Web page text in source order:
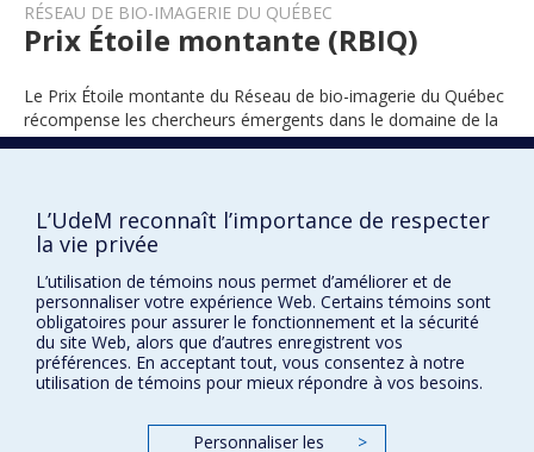
RÉSEAU DE BIO-IMAGERIE DU QUÉBEC
Prix Étoile montante (RBIQ)
Le Prix Étoile montante du Réseau de bio-imagerie du Québec
récompense les chercheurs émergents dans le domaine de la
bio-imagerie au Québec.
2023
Prix et distinctions
L’UdeM reconnaît l’importance de respecter
la vie privée
L’utilisation de témoins nous permet d’améliorer et de
personnaliser votre expérience Web. Certains témoins sont
obligatoires pour assurer le fonctionnement et la sécurité
du site Web, alors que d’autres enregistrent vos
préférences. En acceptant tout, vous consentez à notre
utilisation de témoins pour mieux répondre à vos besoins.
Personnaliser les
>